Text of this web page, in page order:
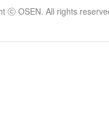
ⓒ OSEN. All rights